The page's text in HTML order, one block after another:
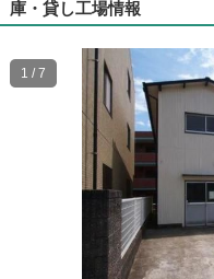
庫・貸し工場情報
1 / 7